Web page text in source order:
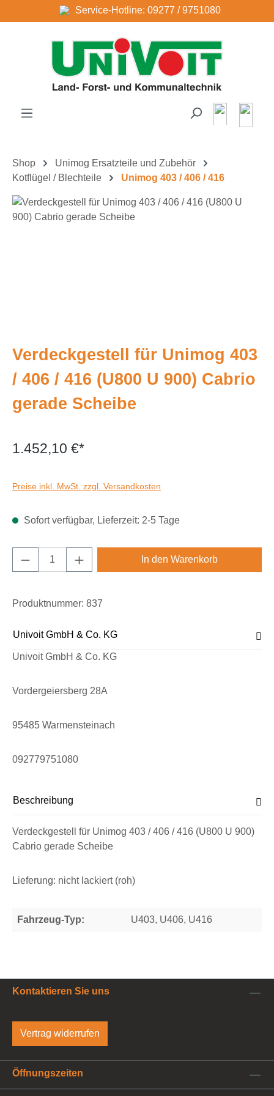
Zum Hauptinhalt springenService-Hotline: 09277 / 9751080
Shop
Unimog Ersatzteile und Zubehör
Kotflügel / Blechteile
Unimog 403 / 406 / 416
Bildergalerie überspringen
Verdeckgestell für Unimog 403
/ 406 / 416 (U800 U 900) Cabrio
gerade Scheibe
1.452,10 €*
Preise inkl. MwSt. zzgl. Versandkosten
Sofort verfügbar, Lieferzeit: 2-5 Tage
Produkt Anzahl: Gib den gewünschten
In den Warenkorb
Produktnummer: 837
Univoit GmbH & Co. KG
Univoit GmbH & Co. KG
Vordergeiersberg 28A
95485 Warmensteinach
092779751080
Beschreibung
Verdeckgestell für Unimog 403 / 406 / 416 (U800 U 900)
Cabrio gerade Scheibe
Lieferung: nicht lackiert (roh)
Fahrzeug-Typ: U403, U406, U416
Kontaktieren Sie uns
Vertrag widerrufen
Öffnungszeiten